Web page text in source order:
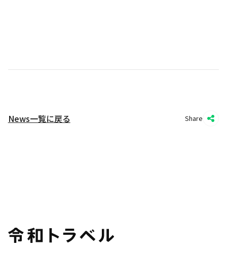
News一覧に戻る Share